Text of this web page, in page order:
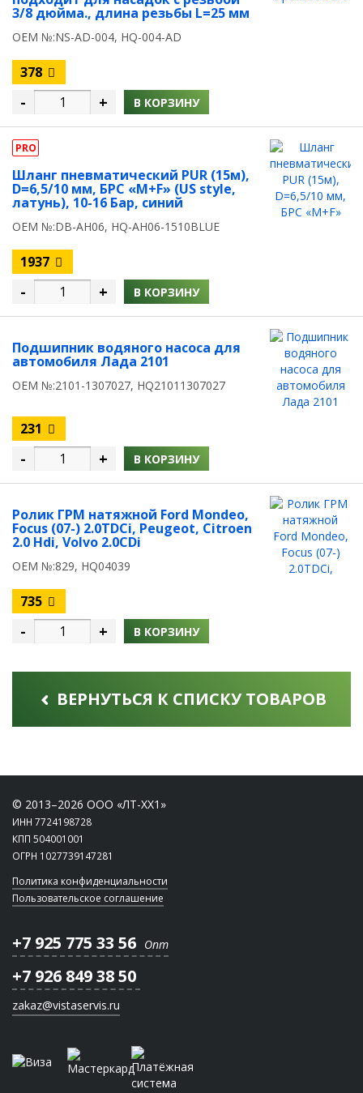
3/8 дюйма., длина резьбы L=25 мм
OEM №:NS-AD-004, HQ-004-AD
378
- + В КОРЗИНУ
PRO
Шланг пневматический PUR (15м),
D=6,5/10 мм, БРС «M+F» (US style,
латунь), 10-16 Бар, синий
OEM №:DB-AH06, HQ-AH06-1510BLUE
1937
- + В КОРЗИНУ
Подшипник водяного насоса для
автомобиля Лада 2101
OEM №:2101-1307027, HQ21011307027
231
- + В КОРЗИНУ
Ролик ГРМ натяжной Ford Mondeo,
Focus (07-) 2.0TDCi, Peugeot, Citroen
2.0 Hdi, Volvo 2.0CDi
OEM №:829, HQ04039
735
- + В КОРЗИНУ
ВЕРНУТЬСЯ К СПИСКУ ТОВАРОВ
© 2013–2026 ООО «ЛТ-ХХ1»
ИНН 7724198728
КПП 504001001
ОГРН 1027739147281
Политика конфиденциальности
Пользовательское соглашение
+7 925 775 33 56 Опт
+7 926 849 38 50
zakaz@vistaservis.ru